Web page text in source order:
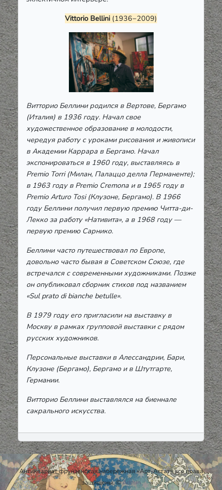
Vittorio Bellini (1936−2009)
Витторио Беллини родился в Вертове, Бергамо
(Италия) в 1936 году. Начал свое
художественное образование в молодости,
чередуя работу с уроками рисования и живописи
в Академии Каррара в Бергамо. Начал
экспонироваться в 1960 году, выставляясь в
Premio Torri (Милан, Палаццо делла Перманенте);
в 1963 году в Premio Cremona и в 1965 году в
Premio Arturo Tosi (Клузоне, Бергамо). В 1966
году Беллини получил первую премию Читта-ди-
Лекко за работу «Нативита», а в 1968 году —
первую премию Сарнико.
Беллини часто путешествовал по Европе,
довольно часто бывая в Советском Союзе, где
встречался с современными художниками. Позже
он опубликовал сборник стихов под названием
«Sul prato di bianche betulle».
В 1979 году его пригласили на выставку в
Москву в рамках групповой выставки с рядом
русских художников.
Персональные выставки в Алессандрии, Бари,
Клузоне (Бергамо), Бергамо и в Штутгарте,
Германии.
Витторио Беллини выставлялся на биеннале
сакрального искусства.
Антиквариат фрунзенская набережная «Арт-Астат» все права
защищены. ©Admin